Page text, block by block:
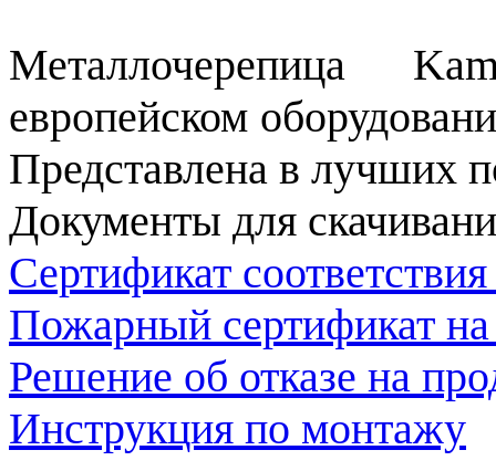
Металлочерепица
европейском
Представлена в лучших
Документы для
Сертификат
Пожарный сертификат
Решение об отказе на
Инструкция по монтажу